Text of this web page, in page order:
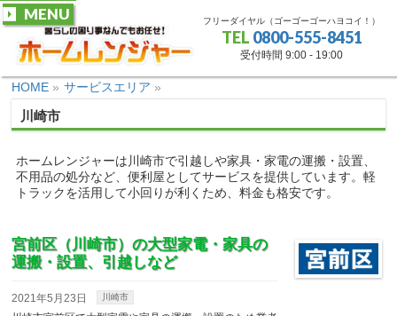
フリーダイヤル（ゴーゴーゴーハヨコイ！）
TEL 0800-555-8451
受付時間 9:00 - 19:00
MENU
HOME » サービスエリア »
川崎市
ホームレンジャーは川崎市で引越しや家具・家電の運搬・設置、
不用品の処分など、便利屋としてサービスを提供しています。軽
トラックを活用して小回りが利くため、料金も格安です。
宮前区（川崎市）の大型家電・家具の
運搬・設置、引越しなど
2021年5月23日 川崎市